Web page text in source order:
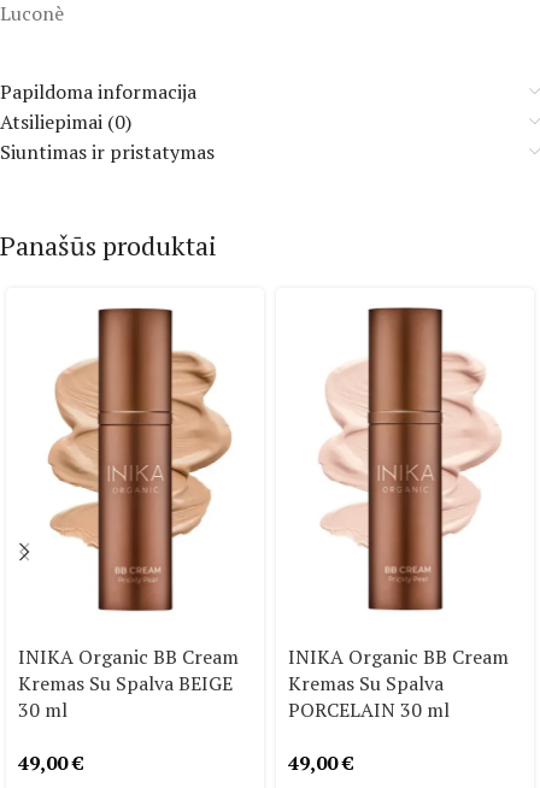
Luconè
Papildoma informacija
Atsiliepimai (0)
Siuntimas ir pristatymas
Panašūs produktai
INIKA Organic BB Cream
Kremas Su Spalva BEIGE
30 ml
49,00€
INIKA Organic BB Cream
Kremas Su Spalva
PORCELAIN 30 ml
49,00€